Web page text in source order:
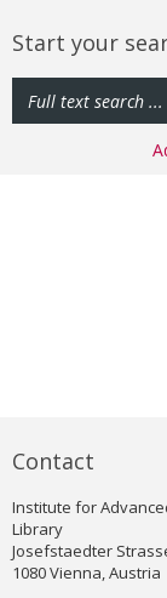
Start your
Contact
Institute for
Library
Josefstaedter
1080 Vienna, Austria